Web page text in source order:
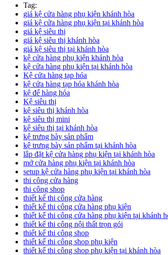
Tag:
giá kệ cửa hàng phụ kiện khánh hòa
giá kệ cửa hàng phụ kiện tại khánh hòa
giá kệ siêu thị
giá kệ siêu thị khánh hòa
giá kệ siêu thị tại khánh hòa
kệ cửa hàng phụ kiện khánh hòa
kệ cửa hàng phụ kiện tại khánh hòa
Kệ cửa hàng tạp hóa
kệ cửa hàng tạp hóa khánh hòa
kệ để hàng hóa
Kệ siêu thị
kệ siêu thị khánh hòa
kệ siêu thị mini
kệ siêu thị tại khánh hòa
kệ trưng bày sản phẩm
kệ trưng bày sản phẩm tại khánh hòa
lắp đặt kệ cửa hàng phụ kiện tại khánh hòa
mở cửa hàng phụ kiện tại khánh hòa
setup kệ cửa hàng phụ kiện tại khánh hòa
thi công cửa hàng
thi công shop
thiết kế thi công cửa hàng
thiết kế thi công cửa hàng phụ kiện
thiết kế thi công cửa hàng phụ kiện tại khánh
thiết kế thi công nội thất trọn gói
thiết kế thi công shop
thiết kế thi công shop phụ kiện
thiết kế thi công shop phụ kiện tại khánh hòa